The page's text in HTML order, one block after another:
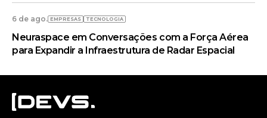
6 de ago. EMPRESAS TECNOLOGIA
Neuraspace em Conversações com a Força Aérea
para Expandir a Infraestrutura de Radar Espacial